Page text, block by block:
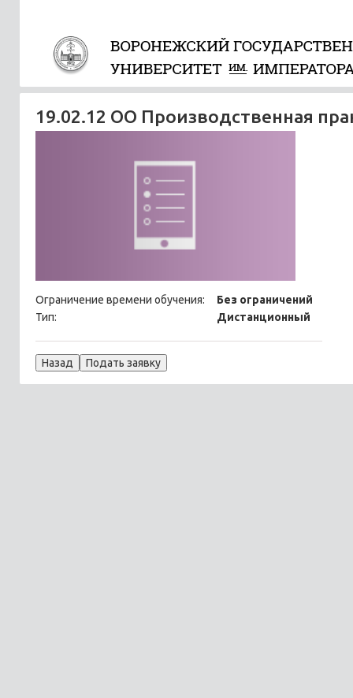
19.02.12 ОО Производственная
Ограничение времени обучения:
Без ограничений
Тип:
Дистанционный